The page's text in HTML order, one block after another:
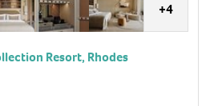
+4
Resort, Rhodes